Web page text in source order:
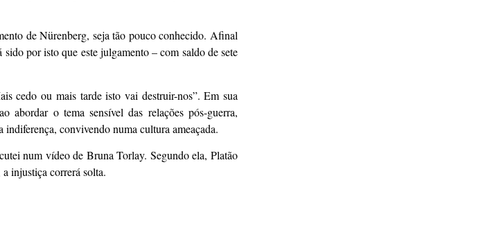
de Nürenberg, seja tão pouco conhecido. Afinal
por isto que este julgamento – com saldo de sete
cedo ou mais tarde isto vai destruir-nos”. Em sua
abordar o tema sensível das relações pós-guerra,
convivendo numa cultura ameaçada.
num vídeo de Bruna Torlay. Segundo ela, Platão
injustiça correrá solta.